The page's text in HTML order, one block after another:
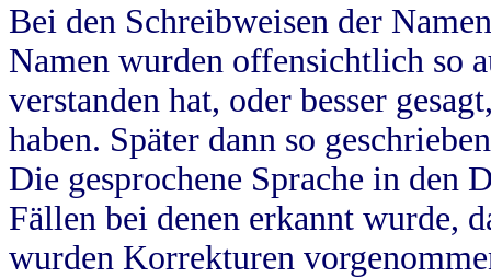
Bei den Schreibweisen der
Namen wurden offensichtlich so
verstanden hat, oder besser
haben. Später dann so
Die gesprochene Sprache in
Fällen bei denen erkannt wurde,
wurden Korrekturen